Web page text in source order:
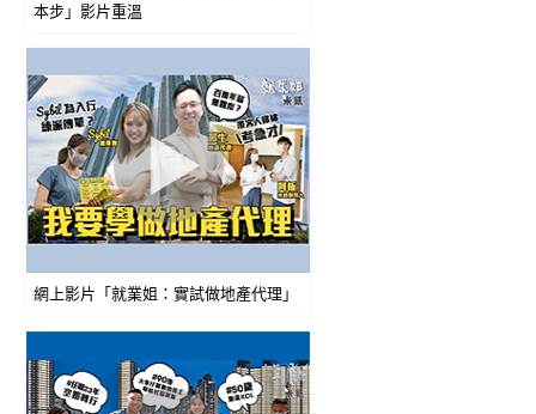
本步」影片重溫
網上影片「就業姐：實試做地產代理」